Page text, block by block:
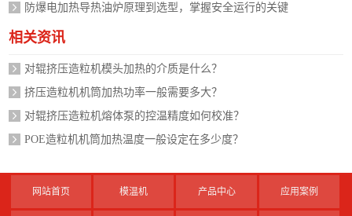
防爆电加热导热油炉原理到选型，掌握安全运行的关键
相关资讯
对辊挤压造粒机模头加热的介质是什么？
挤压造粒机机筒加热功率一般需要多大？
对辊挤压造粒机熔体泵的控温精度如何校准？
POE造粒机机筒加热温度一般设定在多少度？
网站首页 模温机 产品中心 应用案例